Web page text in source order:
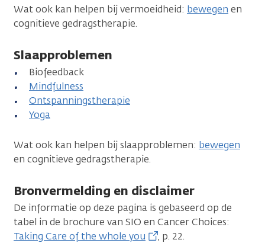
Wat ook kan helpen bij vermoeidheid: bewegen en
cognitieve gedragstherapie.
Slaapproblemen
Biofeedback
Mindfulness
Ontspanningstherapie
Yoga
Wat ook kan helpen bij slaapproblemen: bewegen
en cognitieve gedragstherapie.
Bronvermelding en disclaimer
De informatie op deze pagina is gebaseerd op de
tabel in de brochure van SIO en Cancer Choices:
Taking Care of the whole you
, p. 22.